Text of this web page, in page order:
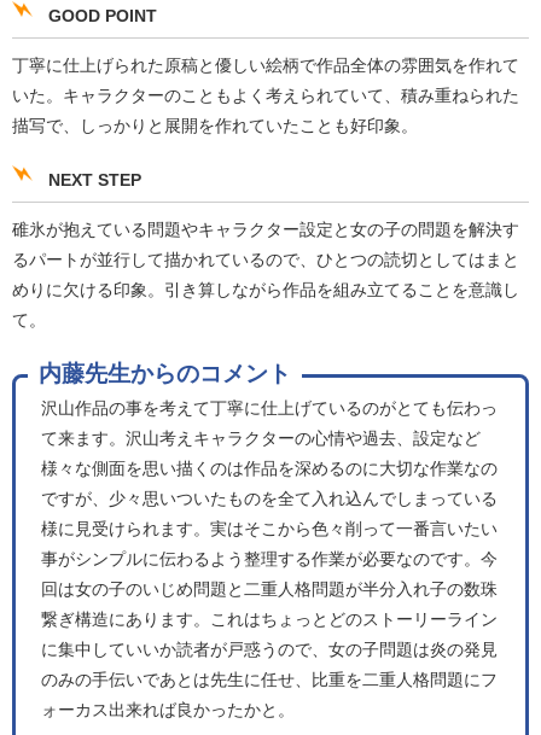
GOOD POINT
丁寧に仕上げられた原稿と優しい絵柄で作品全体の雰囲気を作れて
いた。キャラクターのこともよく考えられていて、積み重ねられた
描写で、しっかりと展開を作れていたことも好印象。
NEXT STEP
碓氷が抱えている問題やキャラクター設定と女の子の問題を解決す
るパートが並行して描かれているので、ひとつの読切としてはまと
めりに欠ける印象。引き算しながら作品を組み立てることを意識し
て。
内藤先生からのコメント
沢山作品の事を考えて丁寧に仕上げているのがとても伝わっ
て来ます。沢山考えキャラクターの心情や過去、設定など
様々な側面を思い描くのは作品を深めるのに大切な作業なの
ですが、少々思いついたものを全て入れ込んでしまっている
様に見受けられます。実はそこから色々削って一番言いたい
事がシンプルに伝わるよう整理する作業が必要なのです。今
回は女の子のいじめ問題と二重人格問題が半分入れ子の数珠
繋ぎ構造にあります。これはちょっとどのストーリーライン
に集中していいか読者が戸惑うので、女の子問題は炎の発見
のみの手伝いであとは先生に任せ、比重を二重人格問題にフ
ォーカス出来れば良かったかと。